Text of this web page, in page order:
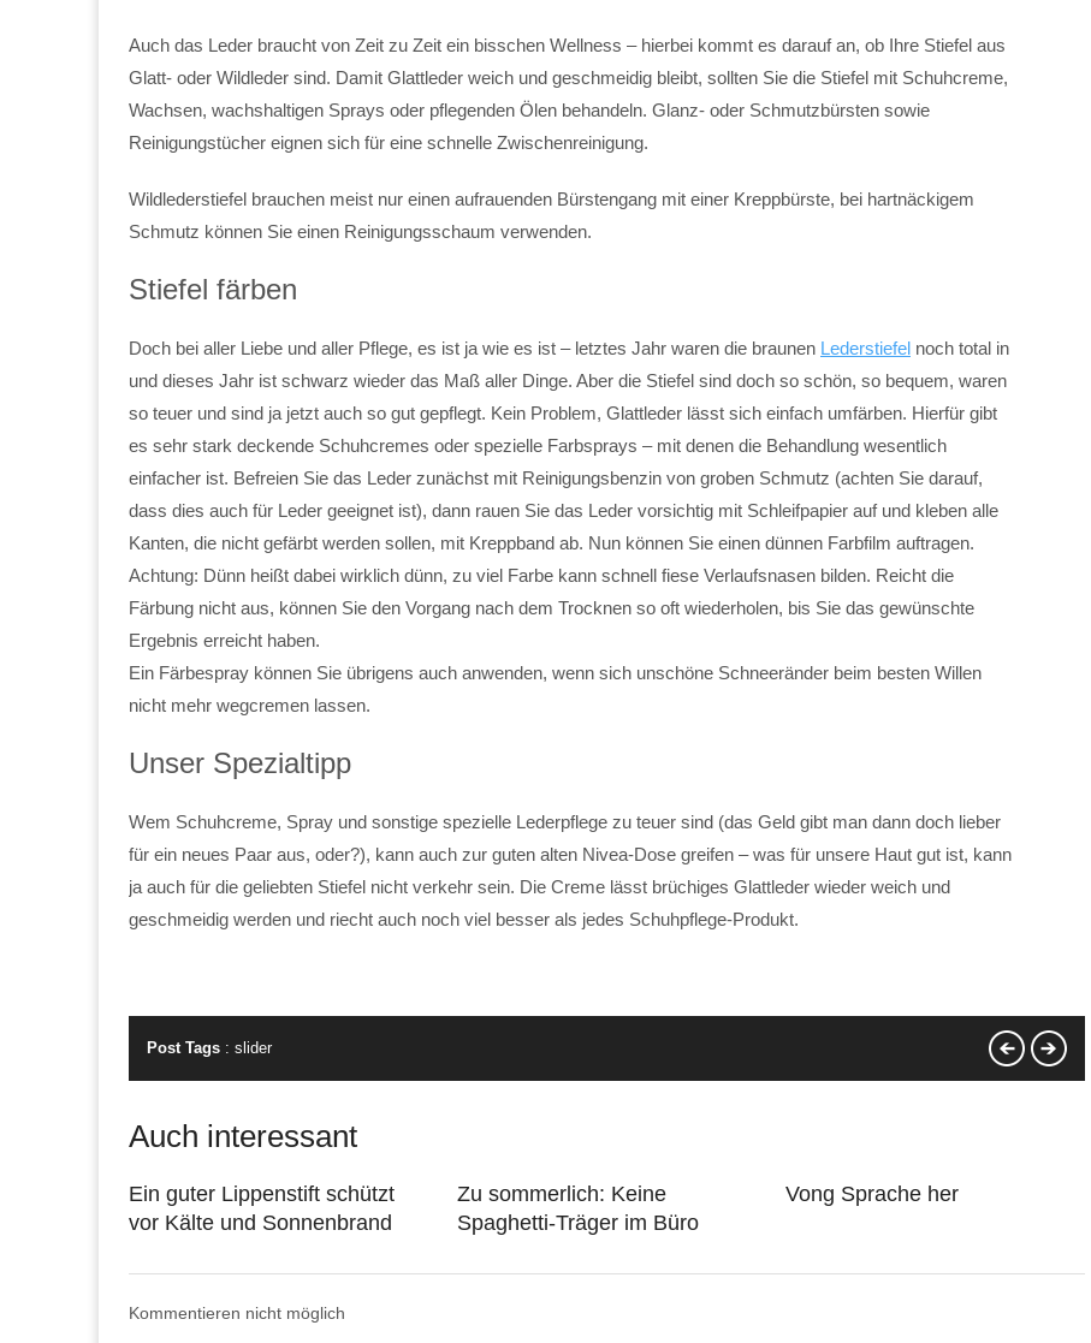
Auch das Leder braucht von Zeit zu Zeit ein bisschen Wellness – hierbei kommt es darauf an, ob Ihre Stiefel aus
Glatt- oder Wildleder sind. Damit Glattleder weich und geschmeidig bleibt, sollten Sie die Stiefel mit Schuhcreme,
Wachsen, wachshaltigen Sprays oder pflegenden Ölen behandeln. Glanz- oder Schmutzbürsten sowie
Reinigungstücher eignen sich für eine schnelle Zwischenreinigung.
Wildlederstiefel brauchen meist nur einen aufrauenden Bürstengang mit einer Kreppbürste, bei hartnäckigem
Schmutz können Sie einen Reinigungsschaum verwenden.
Stiefel färben
Doch bei aller Liebe und aller Pflege, es ist ja wie es ist – letztes Jahr waren die braunen Lederstiefel noch total in
und dieses Jahr ist schwarz wieder das Maß aller Dinge. Aber die Stiefel sind doch so schön, so bequem, waren
so teuer und sind ja jetzt auch so gut gepflegt. Kein Problem, Glattleder lässt sich einfach umfärben. Hierfür gibt
es sehr stark deckende Schuhcremes oder spezielle Farbsprays – mit denen die Behandlung wesentlich
einfacher ist. Befreien Sie das Leder zunächst mit Reinigungsbenzin von groben Schmutz (achten Sie darauf,
dass dies auch für Leder geeignet ist), dann rauen Sie das Leder vorsichtig mit Schleifpapier auf und kleben alle
Kanten, die nicht gefärbt werden sollen, mit Kreppband ab. Nun können Sie einen dünnen Farbfilm auftragen.
Achtung: Dünn heißt dabei wirklich dünn, zu viel Farbe kann schnell fiese Verlaufsnasen bilden. Reicht die
Färbung nicht aus, können Sie den Vorgang nach dem Trocknen so oft wiederholen, bis Sie das gewünschte
Ergebnis erreicht haben.
Ein Färbespray können Sie übrigens auch anwenden, wenn sich unschöne Schneeränder beim besten Willen
nicht mehr wegcremen lassen.
Unser Spezialtipp
Wem Schuhcreme, Spray und sonstige spezielle Lederpflege zu teuer sind (das Geld gibt man dann doch lieber
für ein neues Paar aus, oder?), kann auch zur guten alten Nivea-Dose greifen – was für unsere Haut gut ist, kann
ja auch für die geliebten Stiefel nicht verkehr sein. Die Creme lässt brüchiges Glattleder wieder weich und
geschmeidig werden und riecht auch noch viel besser als jedes Schuhpflege-Produkt.
Post Tags : slider
Auch interessant
Ein guter Lippenstift schützt
vor Kälte und Sonnenbrand
Zu sommerlich: Keine
Spaghetti-Träger im Büro
Vong Sprache her
Kommentieren nicht möglich